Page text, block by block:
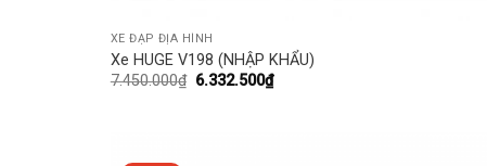
XE ĐẠP ĐỊA HÌNH
Xe HUGE V198 (NHẬP KHẨU)
7.450.000₫ 6.332.500₫